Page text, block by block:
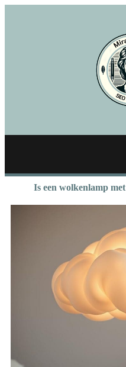
Is een wolkenlamp